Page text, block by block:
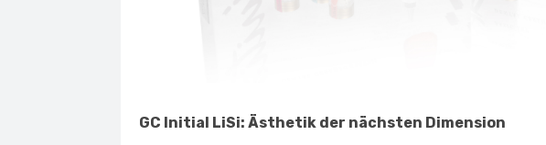
GC Initial LiSi: Ästhetik der nächsten Dimension